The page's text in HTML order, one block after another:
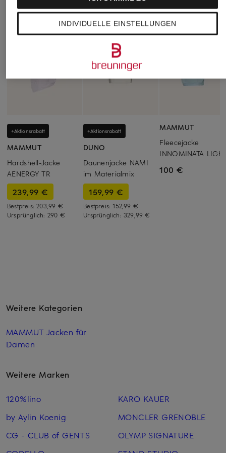
+Aktionsrabatt
MAMMUT
Hardshell-Jacke
AENERGY TR
239,99 €
Bestpreis:203,99 €
Ursprünglich: 290 €
+Aktionsrabatt
DUNO
Daunenjacke NAMI
im Materialmix
159,99 €
Bestpreis:152,99 €
Ursprünglich: 329,99 €
MAMMUT
Fleecejacke
INNOMINATA
100 €
Weitere Kategorien
MAMMUT Jacken für
Damen
Weitere Marken
120%lino
by Aylin Koenig
CG - CLUB of GENTS
KARO KAUER
MONCLER GRENOBLE
OLYMP SIGNATURE
INDIVIDUELLE EINSTELLUNGEN